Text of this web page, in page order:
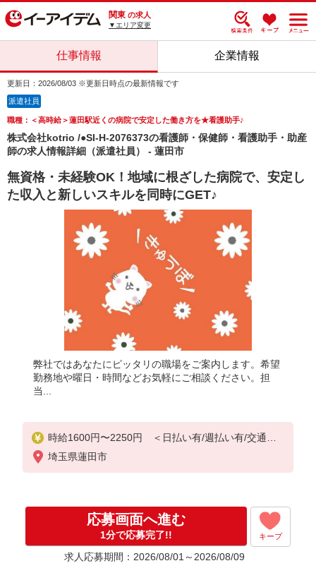
関東 の求人
▼エリア変更
仕事情報 企業情報
更新日：2026/08/03 ※更新日時点の最新情報です
派遣社員
職種：＜高時給＞蓮田駅近くの病院で安定した働き方を★看護助手♪
株式会社kotrio /●SI-H-2076373の看護師・保健師・看護助手・助産
師の求人情報詳細（派遣社員） - 蓮田市
無資格・未経験OK！地域に根ざした病院で、安定し
た収入と新しいスキルを同時にGET♪
弊社ではあなたにピッタリの職場をご案内します。希望
勤務地や曜日・時間などお気軽にご相談ください。担
当...
時給1600円〜2250円 ＜日払い有/週払い有/交通費
全支給(ガソリン代含む)＞
埼玉県蓮田市
応募画面へ進む
1分で応募完了!! キープ
求人応募期間：2026/08/01～2026/08/09